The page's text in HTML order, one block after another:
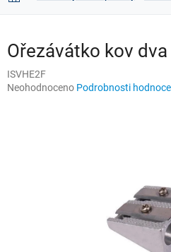
Ořezávátko kov
ISVHE2F
Průměrné
Neohodnoceno Podrobnosti